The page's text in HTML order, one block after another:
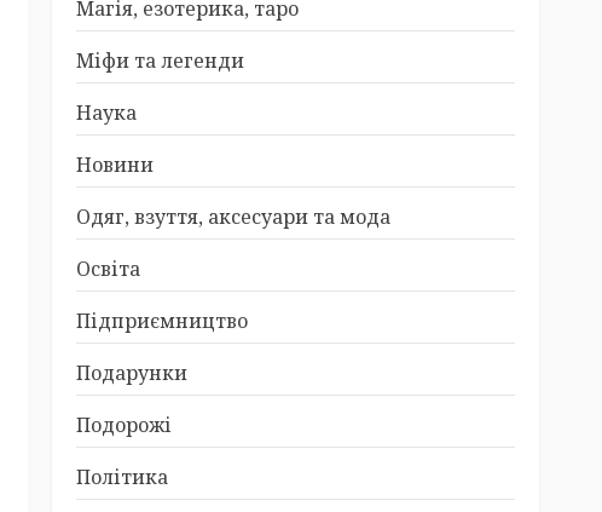
Магія, езотерика, таро
Міфи та легенди
Наука
Новини
Одяг, взуття, аксесуари та мода
Освіта
Підприємництво
Подарунки
Подорожі
Політика